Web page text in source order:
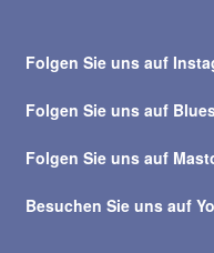
alle
Folgen Sie uns auf
Folgen Sie uns auf
Folgen Sie uns auf
Besuchen Sie uns auf